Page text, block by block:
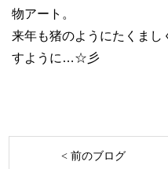
物アート。
来年も猪のようにたくまし
すように…☆彡
< 前のブログ